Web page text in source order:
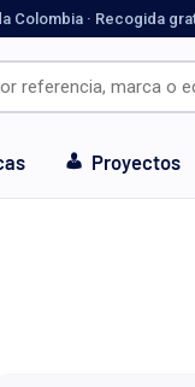
Colombia · Recogida
Proyectos